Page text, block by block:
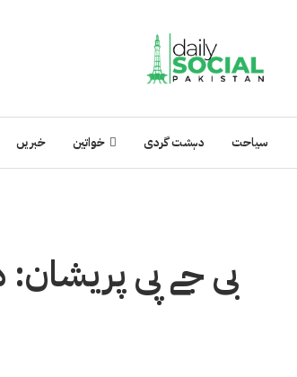
خبریں خواتین دہشت گردی سیاحت
بی جے پی پریشان: